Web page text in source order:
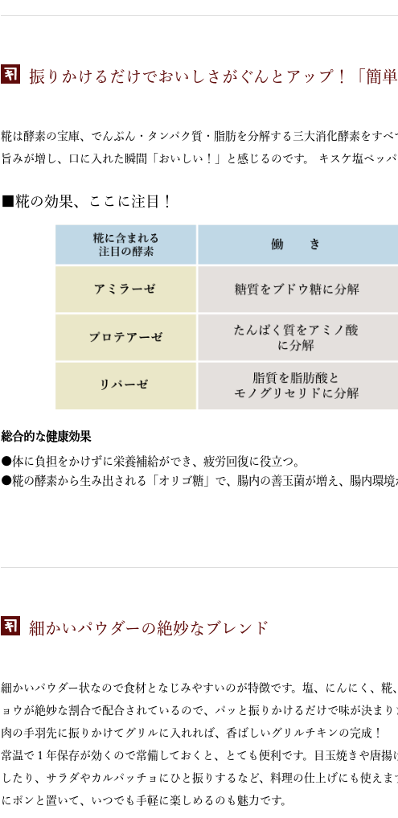
振りかけるだけでおいしさがぐんとアップ！「簡
糀は酵素の宝庫、でんぷん・タンパク質・脂肪を分解する三大消化酵素をす
旨みが増し、口に入れた瞬間「おいしい！」と感じるのです。 キスケ塩ペッ
■糀の効果、ここに注目！
総合的な健康効果
●体に負担をかけずに栄養補給ができ、疲労回復に役立つ。
●糀の酵素から生み出される「オリゴ糖」で、腸内の善玉菌が増え、腸内環境
細かいパウダーの絶妙なブレンド
細かいパウダー状なので食材となじみやすいのが特徴です。塩、にんにく、糀
ョウが絶妙な割合で配合されているので、パッと振りかけるだけで味が決まり
肉の手羽先に振りかけてグリルに入れれば、香ばしいグリルチキンの完成！
常温で１年保存が効くので常備しておくと、とても便利です。目玉焼きや唐揚
したり、サラダやカルパッチョにひと振りするなど、料理の仕上げにも使えま
にポンと置いて、いつでも手軽に楽しめるのも魅力です。